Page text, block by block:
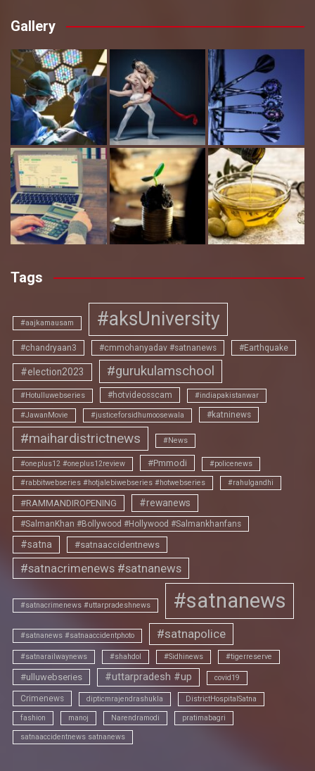
Gallery
Tags
#aajkamausam #aksUniversity
#chandryaan3 #cmmohanyadav #satnanews #Earthquake
#election2023 #gurukulamschool
#Hotulluwebseries #hotvideosscam #indiapakistanwar
#JawanMovie #justiceforsidhumoosewala #katninews
#maihardistrictnews #News
#oneplus12 #oneplus12review #Pmmodi #policenews
#rabbitwebseries #hotjalebiwebseries #hotwebseries #rahulgandhi
#RAMMANDIROPENING #rewanews
#SalmanKhan #Bollywood #Hollywood #Salmankhanfans
#satna #satnaaccidentnews
#satnacrimenews #satnanews
#satnacrimenews #uttarpradeshnews #satnanews
#satnanews #satnaaccidentphoto #satnapolice
#satnarailwaynews #shahdol #Sidhinews #tigerreserve
#ulluwebseries #uttarpradesh #up covid19
Crimenews dipticmrajendrashukla DistrictHospitalSatna
fashion manoj Narendramodi pratimabagri
satnaaccidentnews satnanews